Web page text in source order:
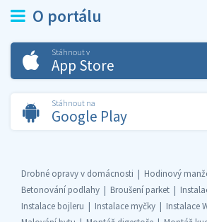
O portálu
Stáhnout v
App Store
Stáhnout na
Google Play
Drobné opravy v domácnosti
Hodinový
Betonování podlahy
Broušení parket
Instalace bojleru
Instalace myčky Instalace